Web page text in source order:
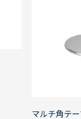
マルチ角テ